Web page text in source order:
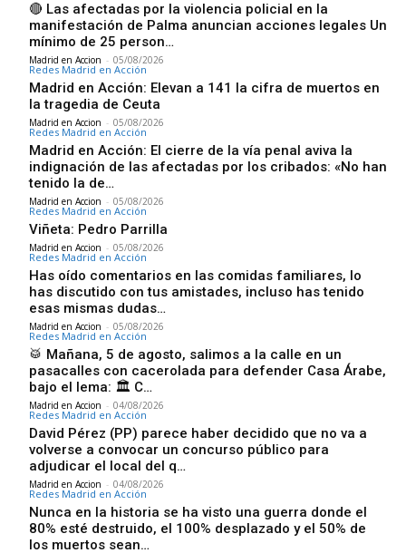
🔴 Las afectadas por la violencia policial en la
manifestación de Palma anuncian acciones legales Un
mínimo de 25 person…
Madrid en Accion - 05/08/2026
Redes Madrid en Acción
Madrid en Acción: Elevan a 141 la cifra de muertos en
la tragedia de Ceuta
Madrid en Accion - 05/08/2026
Redes Madrid en Acción
Madrid en Acción: El cierre de la vía penal aviva la
indignación de las afectadas por los cribados: «No han
tenido la de…
Madrid en Accion - 05/08/2026
Redes Madrid en Acción
Viñeta: Pedro Parrilla
Madrid en Accion - 05/08/2026
Redes Madrid en Acción
Has oído comentarios en las comidas familiares, lo
has discutido con tus amistades, incluso has tenido
esas mismas dudas…
Madrid en Accion - 05/08/2026
Redes Madrid en Acción
🥁 Mañana, 5 de agosto, salimos a la calle en un
pasacalles con cacerolada para defender Casa Árabe,
bajo el lema: 🏛️ C…
Madrid en Accion - 04/08/2026
Redes Madrid en Acción
David Pérez (PP) parece haber decidido que no va a
volverse a convocar un concurso público para
adjudicar el local del q…
Madrid en Accion - 04/08/2026
Redes Madrid en Acción
Nunca en la historia se ha visto una guerra donde el
80% esté destruido, el 100% desplazado y el 50% de
los muertos sean…